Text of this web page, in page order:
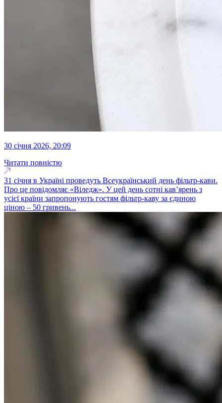
30 січня 2026, 20:09
Читати повністю
31 січня в Україні проведуть Всеукраїнський день фільтр-кави.
Про це повідомляє «Віледж». У цей день сотні кав’ярень з
усієї країни запропонують гостям фільтр-каву за єдиною
ціною – 50 гривень...